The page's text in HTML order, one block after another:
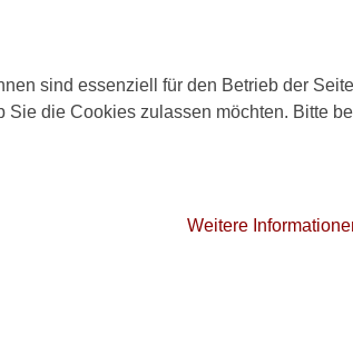
sind essenziell für den Betrieb der
die Cookies zulassen möchten. Bitte
Weitere